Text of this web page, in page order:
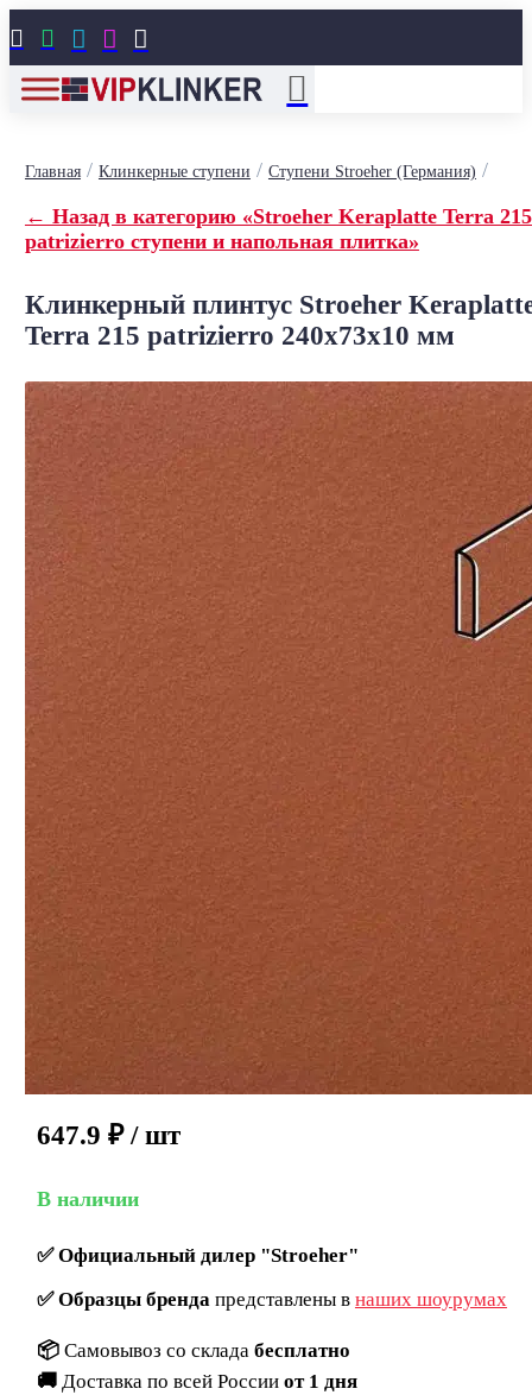
    
Главная/ Клинкерные ступени / Ступени Stroeher (Германия) /
← Назад в категорию «Stroeher Keraplatte Terra 215
patrizierro ступени и напольная плитка»
Клинкерный плинтус Stroeher
Terra 215 patrizierro 240х73х10 мм
647.9 ₽ / шт
В наличии
✅Официальный дилер "Stroeher"
✅Образцы брендапредставлены в наших шоурумах
📦 Самовывоз со склада бесплатно
🚚 Доставка по всей России от 1 дня